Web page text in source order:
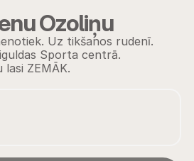
Ozoliņu
Uz tikšanos rudenī.
Sporta centrā.
ZEMĀK.